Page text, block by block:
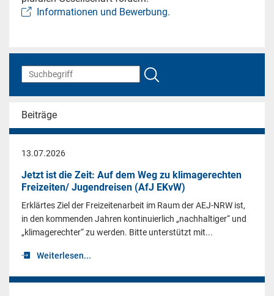
Informationen und Bewerbung.
Beiträge
13.07.2026
Jetzt ist die Zeit: Auf dem Weg zu klimagerechten
Freizeiten/ Jugendreisen (AfJ EKvW)
Erklärtes Ziel der Freizeitenarbeit im Raum der AEJ-NRW ist,
in den kommenden Jahren kontinuierlich „nachhaltiger“ und
„klimagerechter“ zu werden. Bitte unterstützt mit...
Weiterlesen...